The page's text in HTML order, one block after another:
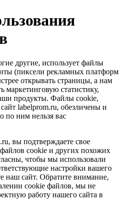
другие, использует файлы
(пиксели рекламных платформ
открывать страницы, а нам
маркетинговую статистику,
продукты. Файлы сookie,
labelprom.ru, обезличены и
по ним нельзя вас
вы подтверждаете свое
cookie и других похожих
чтобы мы использовали
настройки вашего
наш сайт. Обратите внимание,
cookie файлов, мы не
работу нашего сайта в